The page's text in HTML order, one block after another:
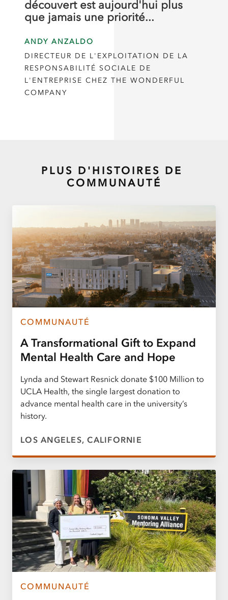
découvert est aujourd'hui plus
que jamais une priorité...
ANDY ANZALDO
DIRECTEUR DE L'EXPLOITATION DE LA
RESPONSABILITÉ SOCIALE DE
L'ENTREPRISE CHEZ THE WONDERFUL
COMPANY
PLUS D'HISTOIRES DE
COMMUNAUTÉ
COMMUNAUTÉ
A Transformational Gift to Expand
Mental Health Care and Hope
Lynda and Stewart Resnick donate $100 Million to
UCLA Health, the single largest donation to
advance mental health care in the university’s
history.
LOS ANGELES, CALIFORNIE
COMMUNAUTÉ